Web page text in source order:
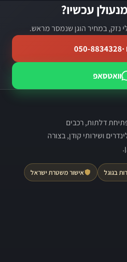
עכשיו?
נזק, במחיר הוגן שנמסר מראש.
·
050-8834328
וואטסאפ
דלתות, רכבים
ושירותי קודן, בצורה
אישור משטרת ישראל